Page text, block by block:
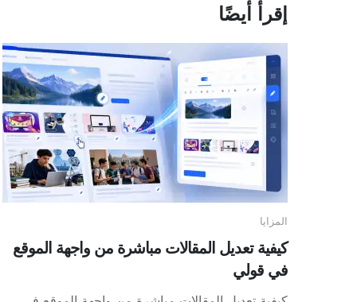
إقرأ أيضًا
المزايا
كيفية تعديل المقالات مباشرة من واجهة الموقع
في قولي